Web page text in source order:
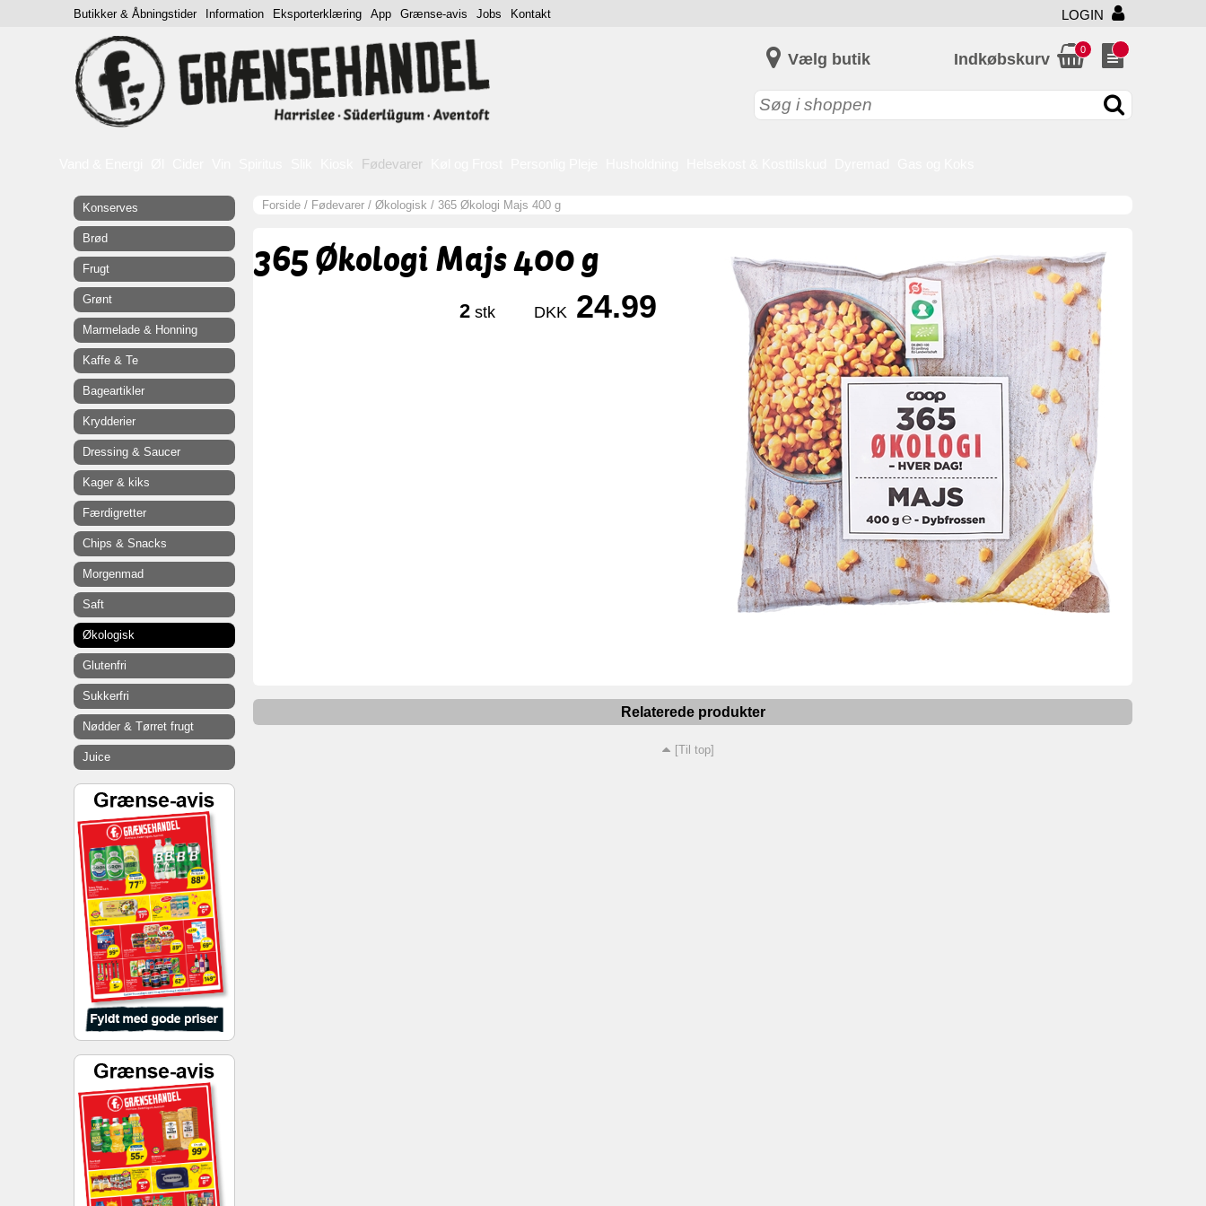
LOGIN
Vælg butik
Fødevarer
Indkøbskurv
0
Forside / Fødevarer / Økologisk / 365 Økologi Majs 400 g
365 Økologi Majs 400 g
2 stk DKK 24.99
Relaterede produkter
[Til top]
Konserves
Brød
Frugt
Grønt
Marmelade & Honning
Kaffe & Te
Bageartikler
Krydderier
Dressing & Saucer
Kager & kiks
Færdigretter
Chips & Snacks
Morgenmad
Saft
Økologisk
Glutenfri
Sukkerfri
Nødder & Tørret frugt
Juice
Butikker & Åbningstider Information Eksporterklæring App Grænse-avis Jobs Kontakt